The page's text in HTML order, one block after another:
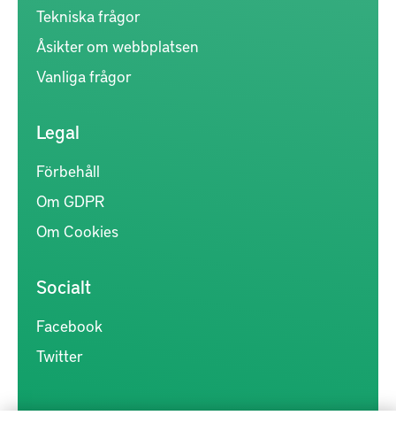
Tekniska frågor
Åsikter om webbplatsen
Vanliga frågor
Legal
Förbehåll
Om GDPR
Om Cookies
Socialt
Facebook
Twitter